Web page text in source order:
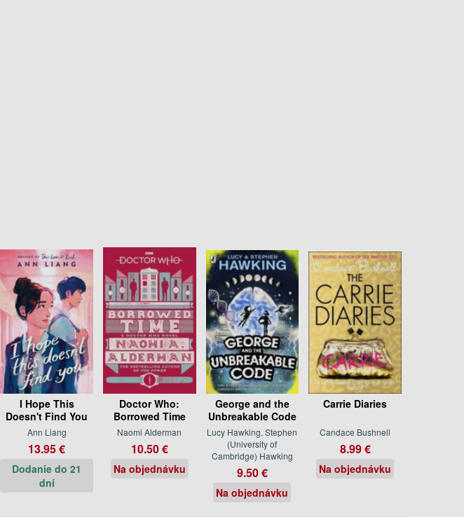
I Hope This
Doesn't Find You
Ann Liang
13.95 €
Dodanie do 21
dní
Doctor Who:
Borrowed Time
Naomi Alderman
10.50 €
Na objednávku
George and the
Unbreakable Code
Lucy Hawking, Stephen
(University of
Cambridge) Hawking
9.50 €
Na objednávku
Carrie Diaries
Candace Bushnell
8.99 €
Na objednávku